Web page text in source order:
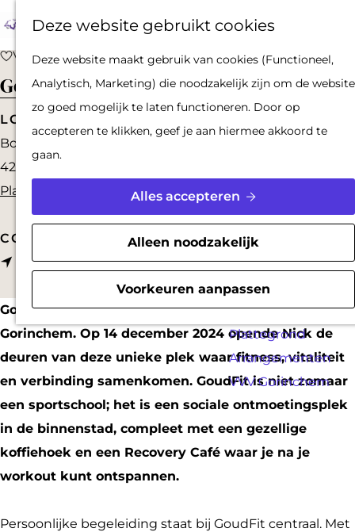
Deze website gebruikt cookies
Deze website maakt gebruik van cookies (Functioneel,
Analytisch, Marketing) die noodzakelijk zijn om de website
zo goed mogelijk te laten functioneren. Door op
accepteren te klikken, geef je aan hiermee akkoord te
gaan.
Alles accepteren
Alleen noodzakelijk
Voorkeuren aanpassen
G
n
a
a
r
d
h
o
e
p
a
g
e
F
v
o
t
e
n
K
Z
e
stadsgids
PLAN JE BEZOEK
Reserveren
Bereikbaarheid
Parkeren
Overnachten
Plattegrond
Arrangementen
VVV Gorinchem
Goud fit sportschool
Voeg toe als favoriet
Voeg toe als favoriet
LOCATION
Botersteeg 10/12
4201 JM
Plan je route
a
r
o
u
d
f
i
t
s
p
r
CONTACT
Routen
a
r
G
o
u
d
f
i
s
GoudFit is de nieuwste sportschool in hartje
Gorinchem. Op 14 december 2024 opende Nick de
deuren van deze unieke plek waar fitness, vitaliteit
en verbinding samenkomen. GoudFit is niet zomaar
een sportschool; het is een sociale ontmoetingsplek
in de binnenstad, compleet met een gezellige
koffiehoek en een Recovery Café waar je na je
workout kunt ontspannen.
Persoonlijke begeleiding staat bij GoudFit centraal. Met